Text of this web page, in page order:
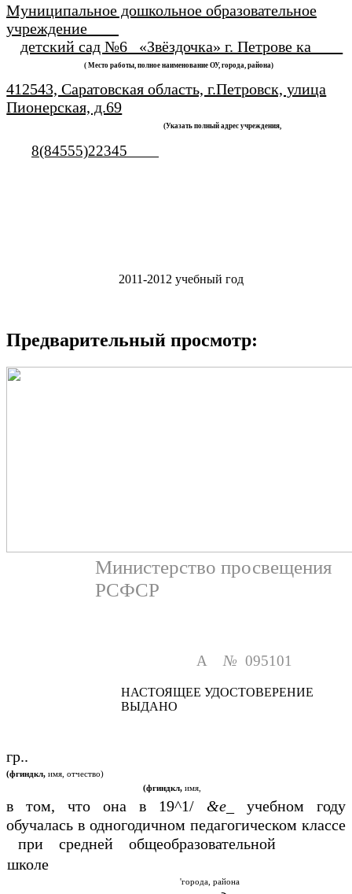
Муниципальное дошкольное образовательное
учреждение
детский сад №6 «Звёздочка» г. Петрове ка
( Место работы, полное наименование ОУ, города, района)
412543, Саратовская область, г.Петровск, улица
Пионерская, д.69
(Указать полный адрес учреждения,
8(84555)22345
2011-2012 учебный год
Предварительный просмотр:
Министерство просвещения
РСФСР
А№ 095101
НАСТОЯЩЕЕ УДОСТОВЕРЕНИЕ
ВЫДАНО
гр..
(фгиндкл, имя, отчество)
(фгиндкл, имя,
в том, что она в 19^1/&е_учебном году
обучалась в одногодичном педагогическом классе
при средней общеобразовательной
школе
'города, района